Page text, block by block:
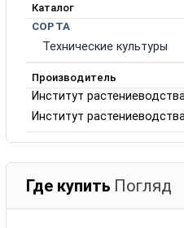
Каталог
СОРТА
Технические культуры
Производитель
Институт
Институт
Где купить Погляд